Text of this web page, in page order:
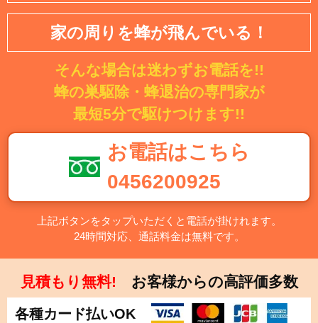
家の周りを蜂が飛んでいる！
そんな場合は迷わずお電話を!!
蜂の巣駆除・蜂退治の専門家が
最短5分で駆けつけます!!
お電話はこちら
0456200925
上記ボタンをタップいただくと電話が掛けれます。
24時間対応、通話料金は無料です。
見積もり無料! お客様からの高評価多数
各種カード払いOK